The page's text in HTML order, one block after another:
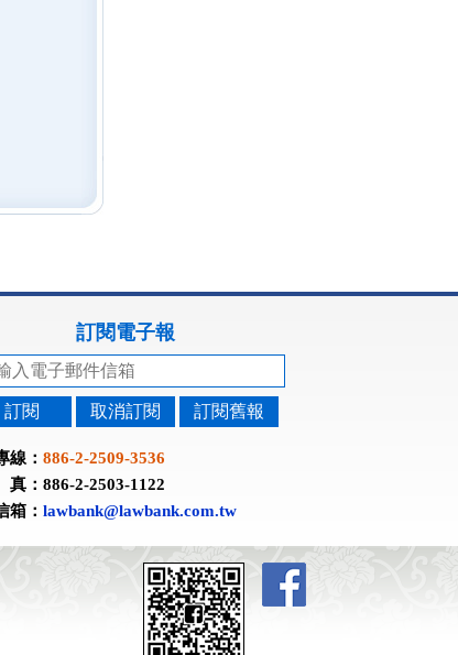
訂閱電子報
訂閱 取消訂閱 訂閱舊報
線： 886-2-2509-3536
886-2-2503-1122
箱： lawbank@lawbank.com.tw